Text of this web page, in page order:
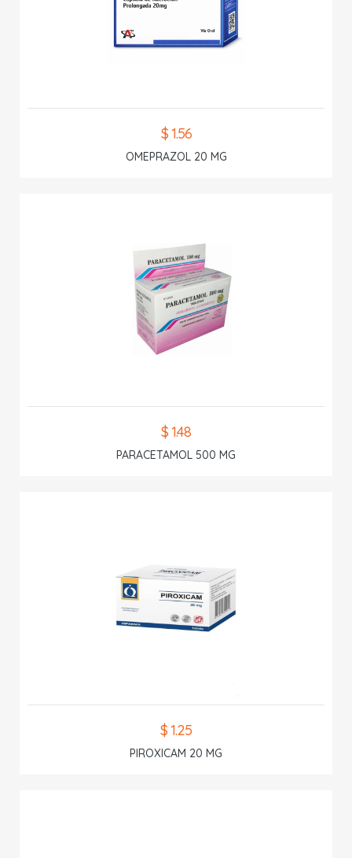
$ 1.56
OMEPRAZOL 20 MG
$ 1.48
PARACETAMOL 500 MG
$ 1.25
PIROXICAM 20 MG